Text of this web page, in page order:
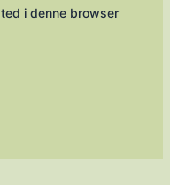
i denne browser